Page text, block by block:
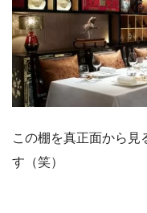
この棚を真正面から見
す（笑）